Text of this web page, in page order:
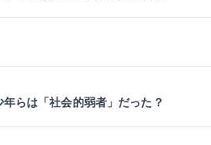
らは「社会的弱者」だった？